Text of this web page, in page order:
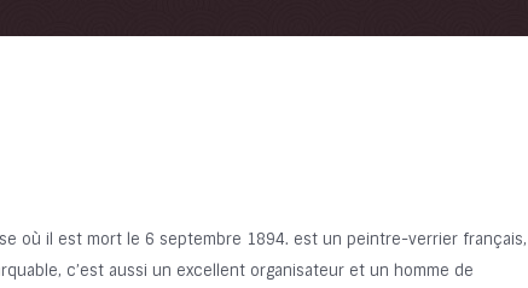
où il est mort le 6 septembre 1894. est un peintre-verrier français,
c’est aussi un excellent organisateur et un homme de